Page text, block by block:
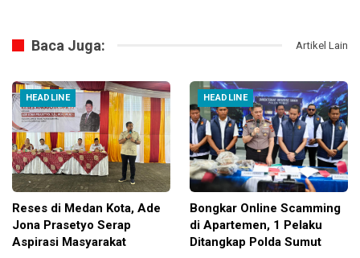
Baca Juga: Artikel Lain
HEADLINE
Reses di Medan Kota, Ade
Jona Prasetyo Serap
Aspirasi Masyarakat
HEADLINE
Bongkar Online Scamming
di Apartemen, 1 Pelaku
Ditangkap Polda Sumut